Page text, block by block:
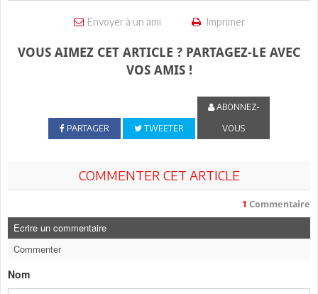
Envoyer à un ami Imprimer
VOUS AIMEZ CET ARTICLE ? PARTAGEZ-LE AVEC
VOS AMIS !
PARTAGER TWEETER
ABONNEZ-
VOUS
COMMENTER CET ARTICLE
1 Commentaire
Ecrire un commentaire
Commenter
Nom